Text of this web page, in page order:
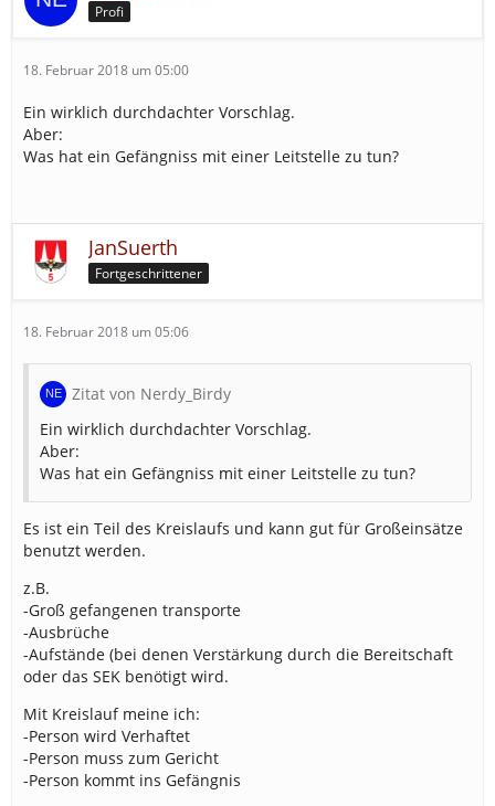
Profi
18. Februar 2018 um 05:00
Ein wirklich durchdachter Vorschlag.
Aber:
Was hat ein Gefängniss mit einer Leitstelle zu tun?
JanSuerth
Fortgeschrittener
18. Februar 2018 um 05:06
Zitat von Nerdy_Birdy
Ein wirklich durchdachter Vorschlag.
Aber:
Was hat ein Gefängniss mit einer Leitstelle zu tun?
Es ist ein Teil des Kreislaufs und kann gut für Großeinsätze
benutzt werden.
z.B.
-Groß gefangenen transporte
-Ausbrüche
-Aufstände (bei denen Verstärkung durch die Bereitschaft
oder das SEK benötigt wird.
Mit Kreislauf meine ich:
-Person wird Verhaftet
-Person muss zum Gericht
-Person kommt ins Gefängnis